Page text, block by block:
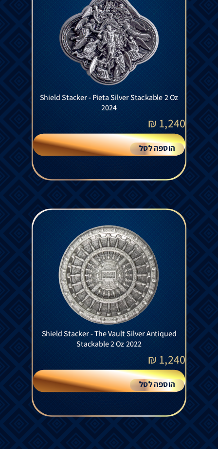
Shield Stacker - Pieta Silver Stackable 2 Oz
2024
1,240
₪
הוספה לסל
Shield Stacker - The Vault Silver Antiqued
Stackable 2 Oz 2022
1,240
₪
הוספה לסל